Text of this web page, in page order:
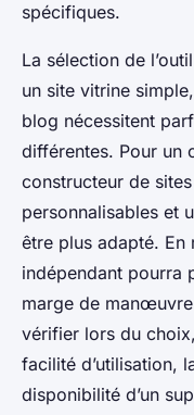
spécifiques.
La sélection de
un site vitrine
blog nécessitent
différentes. Pour un
constructeur de
personnalisables et
être plus adapté. En
indépendant pourra
marge de
vérifier lors du
facilité d’utilisation,
disponibilité d’un